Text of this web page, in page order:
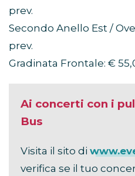
prev.
Secondo Anello Est /
prev.
Gradinata Frontale: €
Ai concerti con i
Bus
Visita il sito di
verifica se il tuo